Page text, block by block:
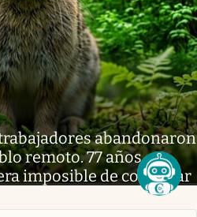
abandonaron
remoto. 77 años
imposible de controlar